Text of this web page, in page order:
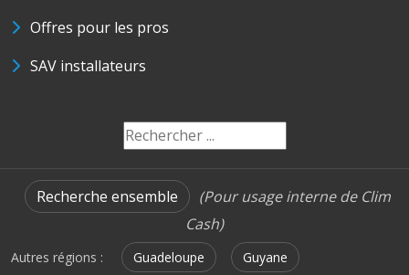
Offres pour les pros
SAV installateurs
Recherche ensemble
(Pour usage interne de Clim
Cash)
Autres régions : Guadeloupe Guyane